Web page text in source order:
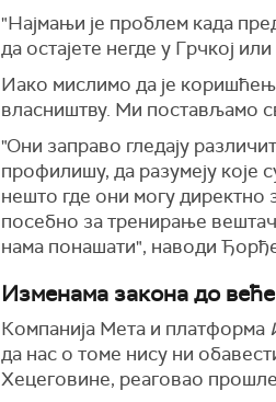
"Најмањи је проблем када
да остајете негде у Грчкој
Иако мислимо да је
власништву. Ми постављамо
"Они заправо гледају
профилишу, да разумеју које
нешто где они могу
посебно за тренирање
нама понашати", наводи
Изменама закона до
Компанија Мета и платформа
да нас о томе нису ни
Хецеговине, реаговао